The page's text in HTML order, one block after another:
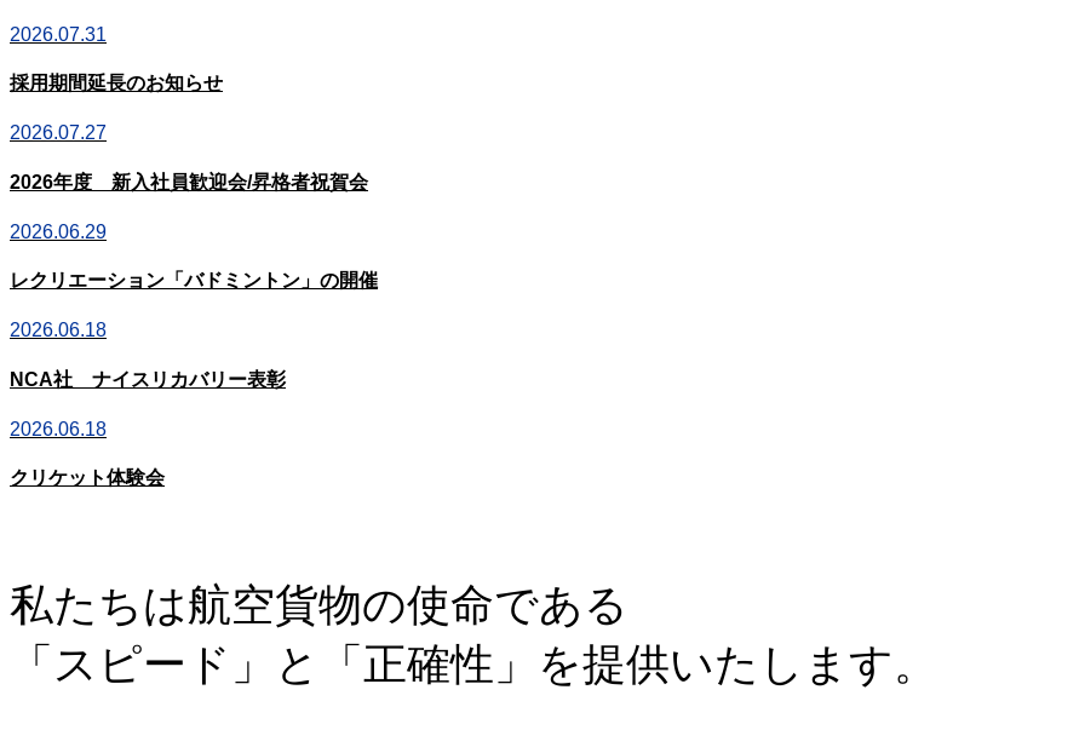
2026.07.31
採用期間延長のお知らせ
2026.07.27
2026年度 新入社員歓迎会/昇格者祝賀会
2026.06.29
レクリエーション「バドミントン」の開催
2026.06.18
NCA社 ナイスリカバリー表彰
2026.06.18
クリケット体験会
私たちは航空貨物の使命である
「スピード」と「正確性」を提供いたします。